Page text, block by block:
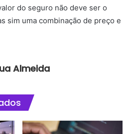
do seguro não deve ser o
sim uma combinação de preço e
Almeida